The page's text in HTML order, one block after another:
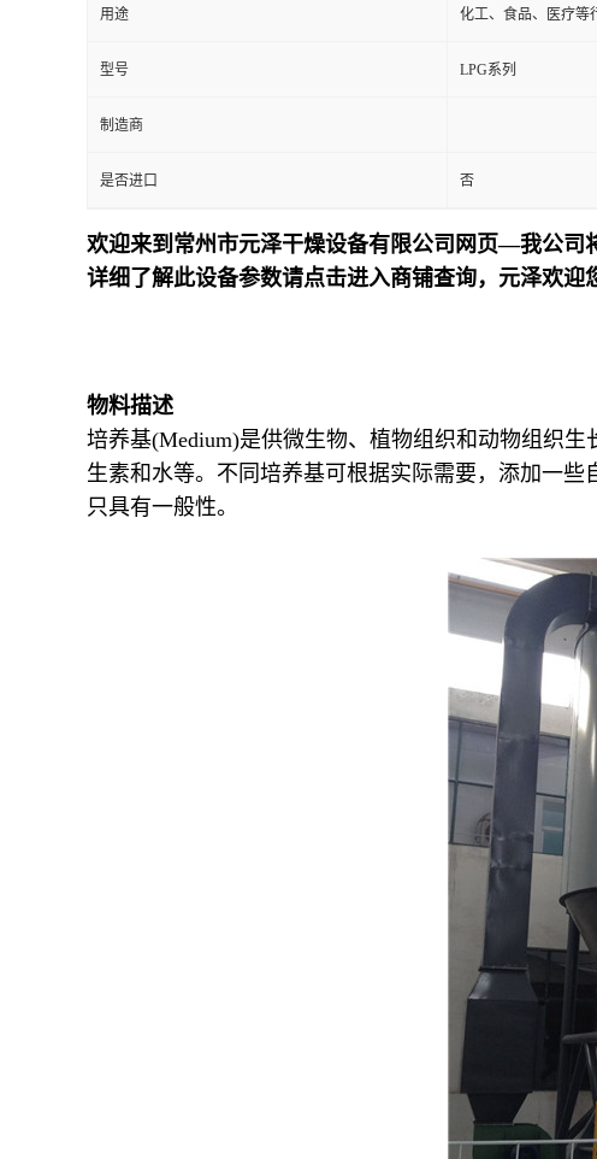
用途 化工、食品、医疗等
型号 LPG系列
制造商
是否进口 否
欢迎来到常州市元泽干燥设备有限公司网页—我公司
详细了解此设备参数请点击进入商铺查询，元泽欢迎
物料描述
培养基(Medium)是供微生物、植物组织和动物组织
生素和水等。不同培养基可根据实际需要，添加一
只具有一般性。